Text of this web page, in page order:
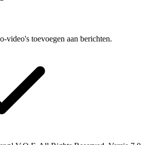
video's toevoegen aan berichten.